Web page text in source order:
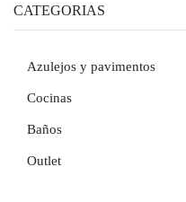
CATEGORIAS
Azulejos y pavimentos
Cocinas
Baños
Outlet